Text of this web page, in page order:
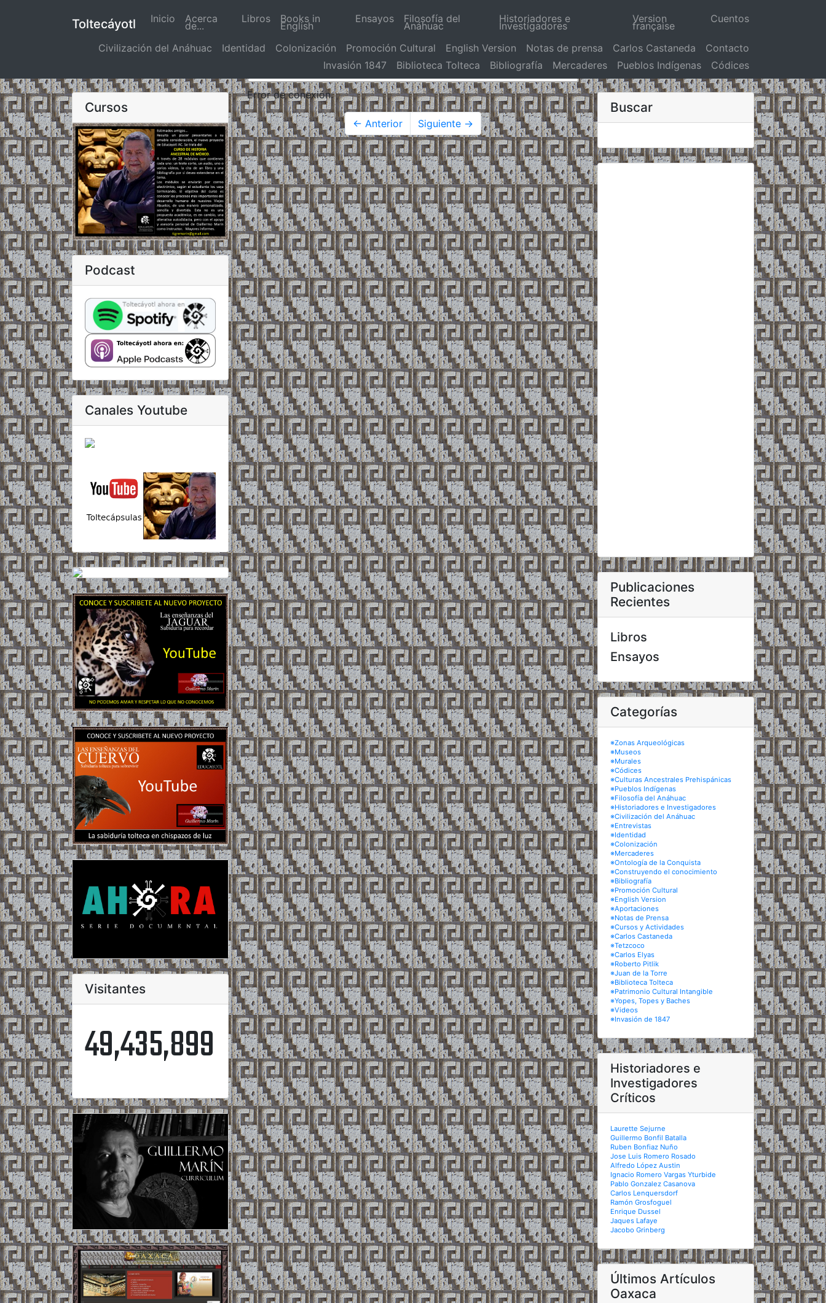
Toltecáyotl Inicio (actual)
Acerca
de...
Libros Books in
English
Ensayos Filosofía del
Anáhuac
Historiadores e
Investigadores
Version
française
Cuentos
Civilización del Anáhuac Identidad Colonización Promoción Cultural English Version Notas de prensa Carlos Castaneda
Contacto
Invasión 1847
Biblioteca Tolteca Bibliografía Mercaderes Pueblos Indígenas Códices
Cursos
Podcast
Canales Youtube
Visitantes
49,435,899
Error de conexión.
← Anterior Siguiente →
Buscar
Publicaciones
Recientes
Libros
Ensayos
Categorías
※Zonas Arqueológicas
※Museos
※Murales
※Códices
※Culturas Ancestrales Prehispánicas
※Pueblos Indígenas
※Filosofía del Anáhuac
※Historiadores e Investigadores
※Civilización del Anáhuac
※Entrevistas
※Identidad
※Colonización
※Mercaderes
※Ontología de la Conquista
※Construyendo el conocimiento
※Bibliografía
※Promoción Cultural
※English Version
※Aportaciones
※Notas de Prensa
※Cursos y Actividades
※Carlos Castaneda
※Tetzcoco
※Carlos Elyas
※Roberto Pitlik
※Juan de la Torre
※Biblioteca Tolteca
※Patrimonio Cultural Intangible
※Yopes, Topes y Baches
※Videos
※Invasión de 1847
Historiadores e
Investigadores
Críticos
Laurette Sejurne
Guillermo Bonfil Batalla
Ruben Bonfiaz Nuño
Jose Luis Romero Rosado
Alfredo López Austin
Ignacio Romero Vargas Yturbide
Pablo Gonzalez Casanova
Carlos Lenquersdorf
Ramón Grosfoguel
Enrique Dussel
Jaques Lafaye
Jacobo Grinberg
Últimos Artículos
Oaxaca